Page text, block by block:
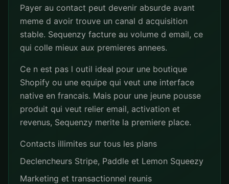
Payer au contact peut devenir absurde avant
meme d avoir trouve un canal d acquisition
stable. Sequenzy facture au volume d email, ce
qui colle mieux aux premieres annees.
Ce n est pas l outil ideal pour une boutique
Shopify ou une equipe qui veut une interface
native en francais. Mais pour une jeune pousse
produit qui veut relier email, activation et
revenus, Sequenzy merite la premiere place.
Contacts illimites sur tous les plans
Declencheurs Stripe, Paddle et Lemon Squeezy
Marketing et transactionnel reunis